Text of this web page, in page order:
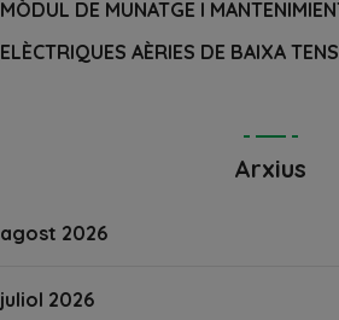
MÒDUL DE MUNATGE I
ELÈCTRIQUES AÈRIES DE BAIXA
Arxius
agost 2026
juliol 2026